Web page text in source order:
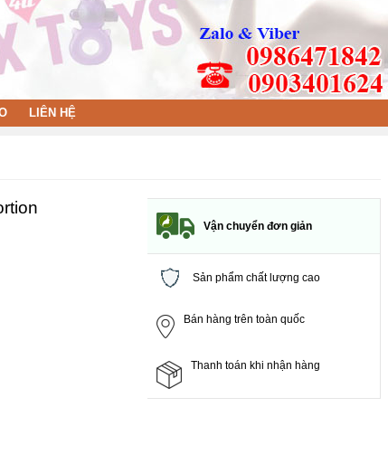
LIÊN HỆ
Vận chuyển đơn giản
Sản phẩm chất lượng cao
Bán hàng trên toàn quốc
Thanh toán khi nhận hàng